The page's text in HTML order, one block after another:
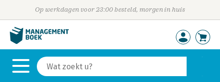
Op werkdagen voor 23:00 besteld, morgen in huis